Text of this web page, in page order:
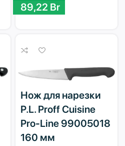
89,22 Br
Нож для нарезки
P.L. Proff Cuisine
Pro-Line 99005018
160 мм